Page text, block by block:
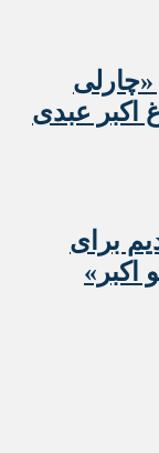
اکبر عبدی
برای
اکبر»